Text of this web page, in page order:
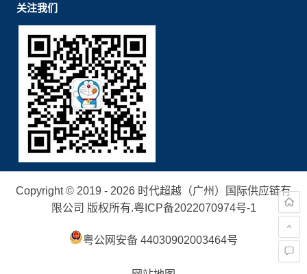
关注我们
Copyright © 2019 - 2026 时代超越（广州）国际供应链有
限公司 版权所有.粤ICP备2022070974号-1
粤公网安备 44030902003464号